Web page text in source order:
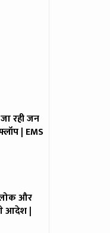
रही जन
| EMS
लोक और
आदेश |